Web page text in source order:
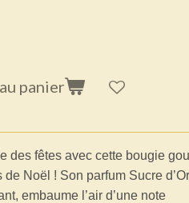
panier
des fêtes avec cette bougie
Noël ! Son parfum Sucre
embaume l’air d’une note